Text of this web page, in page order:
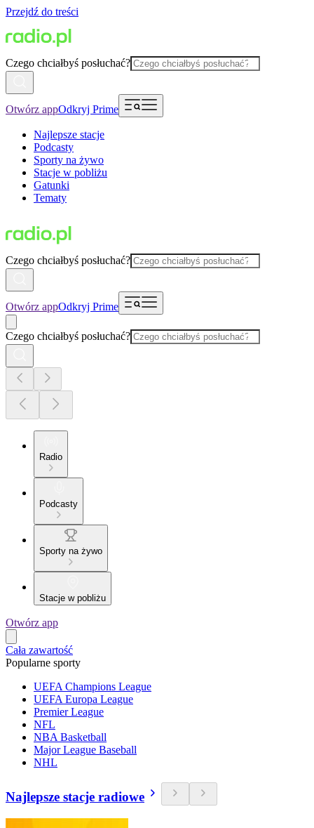
Przejdź do treści
Czego chciałbyś posłuchać?
Otwórz appOdkryj Prime
Najlepsze stacje
Podcasty
Sporty na żywo
Stacje w pobliżu
Gatunki
Tematy
Czego chciałbyś posłuchać?
Otwórz appOdkryj Prime
Czego chciałbyś posłuchać?
Radio
Podcasty
Sporty na żywo
Stacje w pobliżu
Otwórz app
Cała zawartość
Popularne sporty
UEFA Champions League
UEFA Europa League
Premier League
NFL
NBA Basketball
Major League Baseball
NHL
Najlepsze stacje radiowe